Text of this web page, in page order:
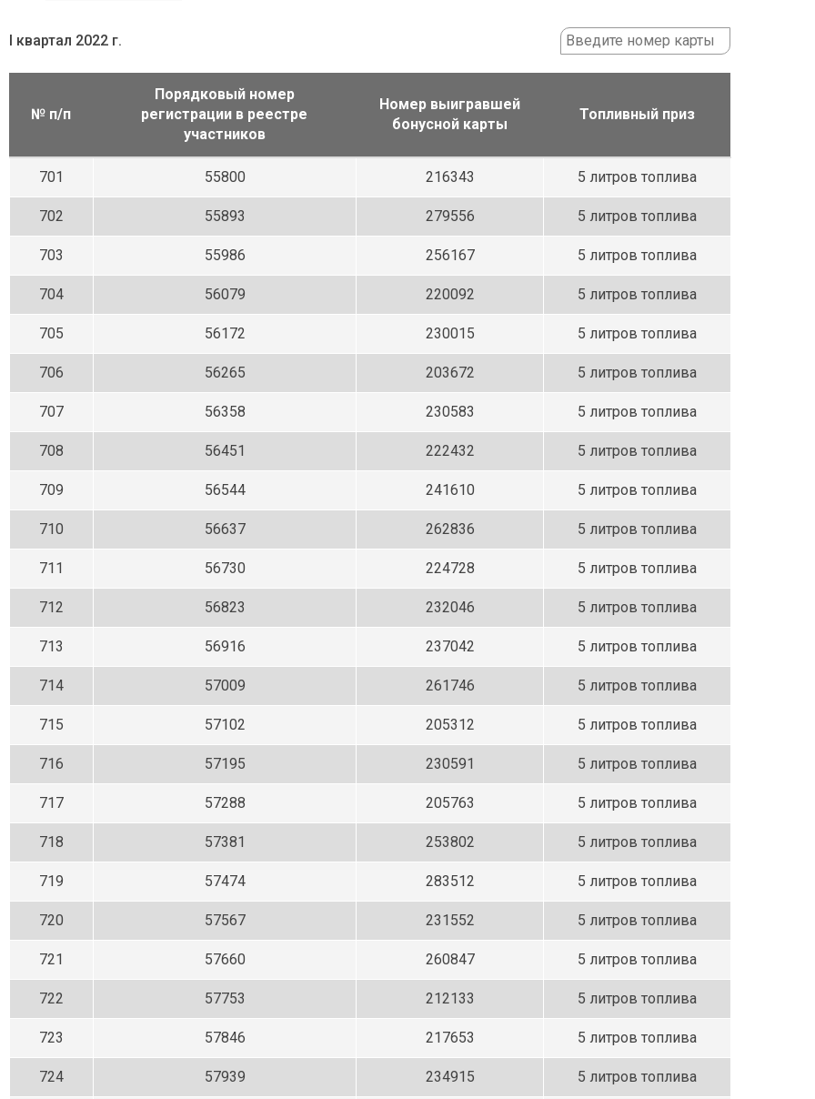
I квартал 2022 г.
№ п/п
Порядковый номер
регистрации в реестре
участников
Номер выигравшей
бонусной карты
Топливный приз
701 55800 216343 5 литров топлива
702 55893 279556 5 литров топлива
703 55986 256167 5 литров топлива
704 56079 220092 5 литров топлива
705 56172 230015 5 литров топлива
706 56265 203672 5 литров топлива
707 56358 230583 5 литров топлива
708 56451 222432 5 литров топлива
709 56544 241610 5 литров топлива
710 56637 262836 5 литров топлива
711 56730 224728 5 литров топлива
712 56823 232046 5 литров топлива
713 56916 237042 5 литров топлива
714 57009 261746 5 литров топлива
715 57102 205312 5 литров топлива
716 57195 230591 5 литров топлива
717 57288 205763 5 литров топлива
718 57381 253802 5 литров топлива
719 57474 283512 5 литров топлива
720 57567 231552 5 литров топлива
721 57660 260847 5 литров топлива
722 57753 212133 5 литров топлива
723 57846 217653 5 литров топлива
724 57939 234915 5 литров топлива